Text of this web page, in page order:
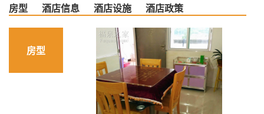
房型 酒店信息 酒店设施 酒店政策
房型